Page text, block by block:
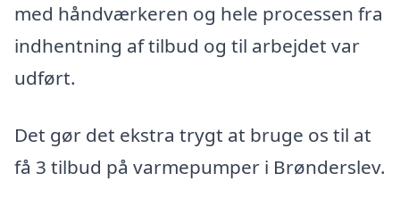
med håndværkeren og hele processen fra
indhentning af tilbud og til arbejdet var
udført.
Det gør det ekstra trygt at bruge os til at
få 3 tilbud på varmepumper i Brønderslev.